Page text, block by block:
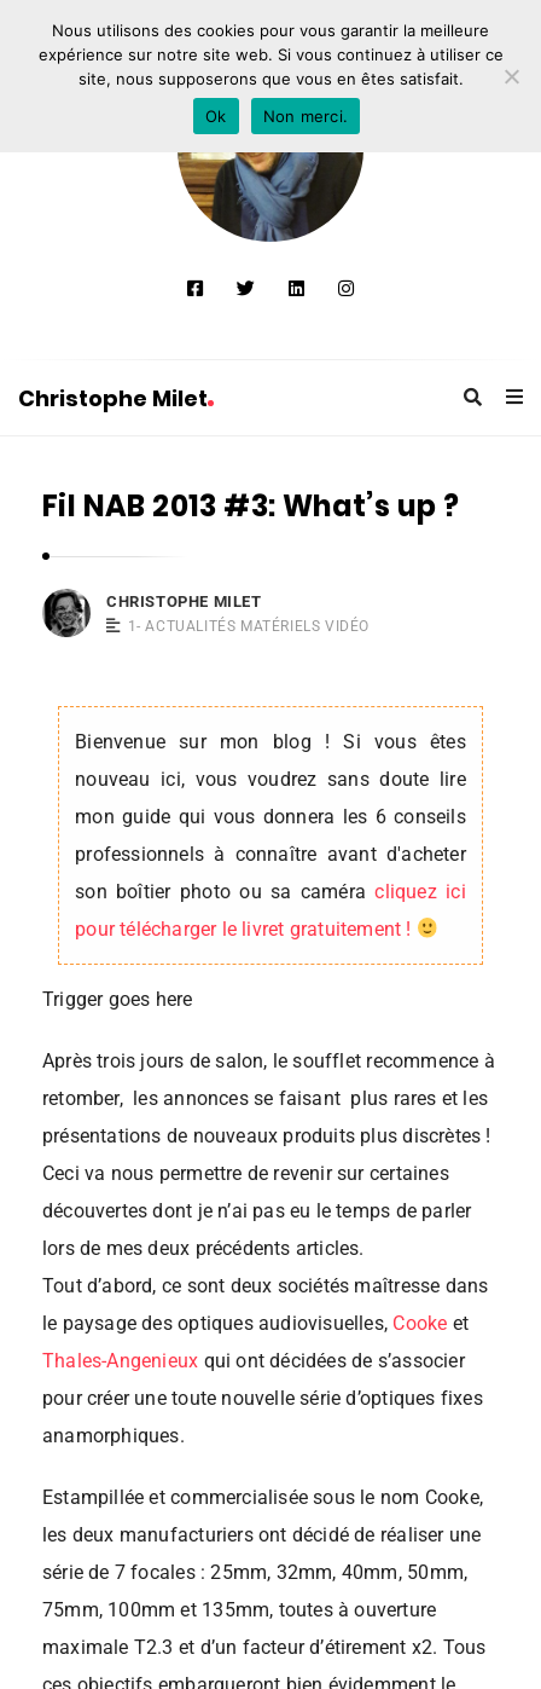
Christophe Milet
Fil NAB 2013 #3: What’s up ?
CHRISTOPHE MILET
1- ACTUALITÉS MATÉRIELS VIDÉO
Bienvenue sur mon blog ! Si vous êtes
nouveau ici, vous voudrez sans doute lire
mon guide qui vous donnera les 6 conseils
professionnels à connaître avant d'acheter
son boîtier photo ou sa caméracliquez ici
pour télécharger le livret gratuitement !
Trigger goes here
Après trois jours de salon, le soufflet recommence à
retomber, les annonces se faisant plus rares et les
présentations de nouveaux produits plus discrètes !
Ceci va nous permettre de revenir sur certaines
découvertes dont je n’ai pas eu le temps de parler
lors de mes deux précédents articles.
Tout d’abord, ce sont deux sociétés maîtresse dans
le paysage des optiques audiovisuelles, Cooke et
Thales-Angenieux qui ont décidées de s’associer
pour créer une toute nouvelle série d’optiques fixes
anamorphiques.
Estampillée et commercialisée sous le nom Cooke,
les deux manufacturiers ont décidé de réaliser une
série de 7 focales : 25mm, 32mm, 40mm, 50mm,
75mm, 100mm et 135mm, toutes à ouverture
maximale T2.3 et d’un facteur d’étirement x2. Tous
Nous utilisons des cookies pour vous garantir la meilleure
expérience sur notre site web. Si vous continuez à utiliser ce
site, nous supposerons que vous en êtes satisfait.
Ok
Non merci.